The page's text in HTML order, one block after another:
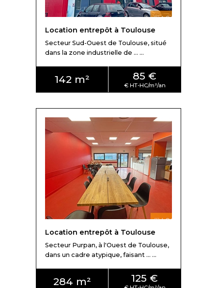
Location entrepôt à Toulouse
Secteur Sud-Ouest de Toulouse, situé
dans la zone industrielle de ... ...
142 m² 85 €
Location entrepôt à Toulouse
Secteur Purpan, à l'Ouest de Toulouse,
dans un cadre atypique, faisant ... ...
284 m² 125 €